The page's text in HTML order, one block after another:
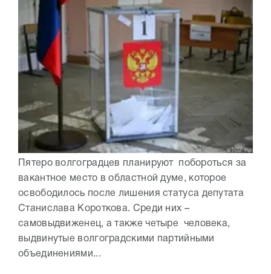
Пятеро волгоградцев планируют побороться за
вакантное место в областной думе, которое
освободилось после лишения статуса депутата
Станислава Короткова. Среди них –
самовыдвиженец, а также четыре человека,
выдвинутые волгоградскими партийными
объединениями...